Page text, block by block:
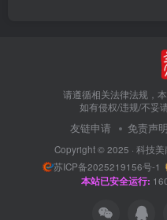
请遵循相关法律法规，
如有侵权/违规/不妥
友链申请 免责声明
Copyright © 2025 · 科技美
苏ICP备2025219156号-1
本站已安全运行: